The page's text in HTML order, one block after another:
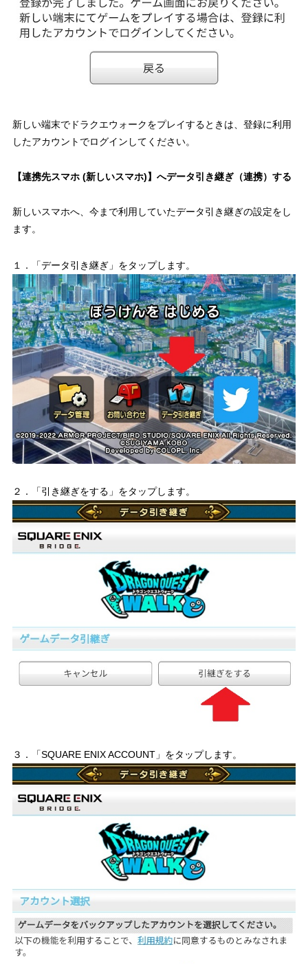
新しい端末でドラクエウォークをプレイするときは、登録に利用
したアカウントでログインしてください。
【連携先スマホ (新しいスマホ)】へデータ引き継ぎ（連携）する
新しいスマホへ、今まで利用していたデータ引き継ぎの設定をし
ます。
１．「データ引き継ぎ」をタップします。
２．「引き継ぎをする」をタップします。
３．「SQUARE ENIX ACCOUNT」をタップします。